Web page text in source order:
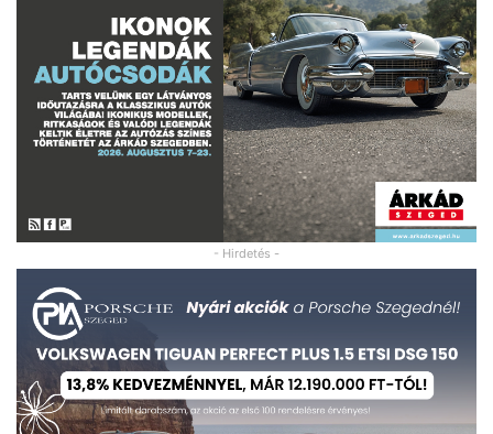
- Hirdetés -